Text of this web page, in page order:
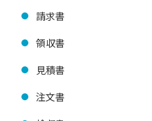
請求書
領収書
見積書
注文書